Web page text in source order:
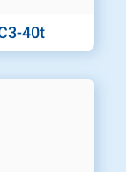
40t